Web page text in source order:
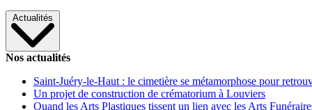
Actualités
Nos actualités
Saint-Juéry-le-Haut : le cimetière se métamorphose pour
Un projet de construction de crématorium à Louviers
Quand les Arts Plastiques tissent un lien avec les Arts